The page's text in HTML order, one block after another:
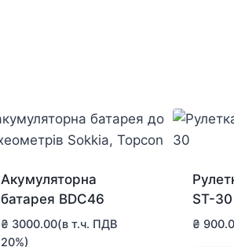
Акумуляторна
батарея BDC46
₴ 3000.00(в т.ч. ПДВ
20%)
ST-30
₴